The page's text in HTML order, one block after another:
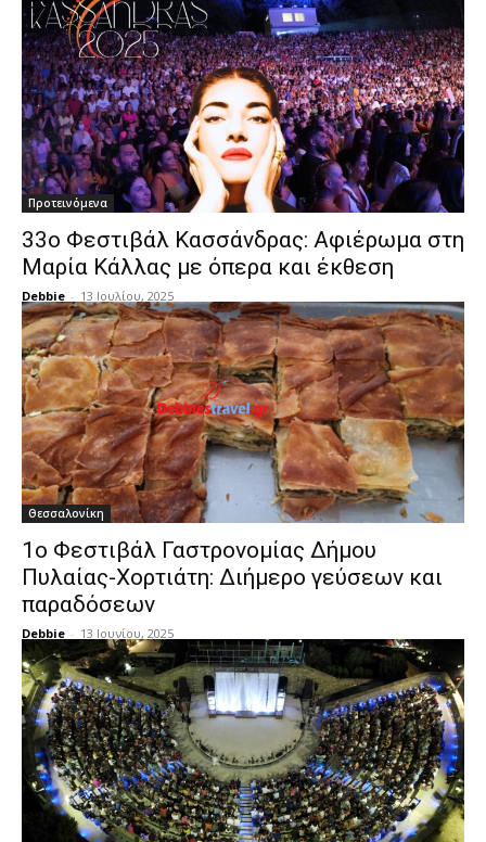
Προτεινόμενα
33ο Φεστιβάλ Κασσάνδρας: Αφιέρωμα στη
Μαρία Κάλλας με όπερα και έκθεση
Debbie - 13 Ιουλίου, 2025
Θεσσαλονίκη
1ο Φεστιβάλ Γαστρονομίας Δήμου
Πυλαίας-Χορτιάτη: Διήμερο γεύσεων και
παραδόσεων
Debbie - 13 Ιουνίου, 2025